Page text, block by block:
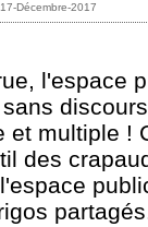
17-Décembre-2017
l'espace
et multiple !
des